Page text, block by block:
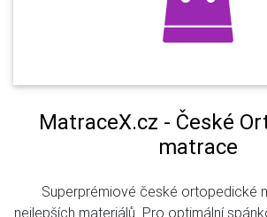
MatraceX.cz - České
matrace
Superprémiové české ortopedické
nejlepších materiálů. Pro optimální